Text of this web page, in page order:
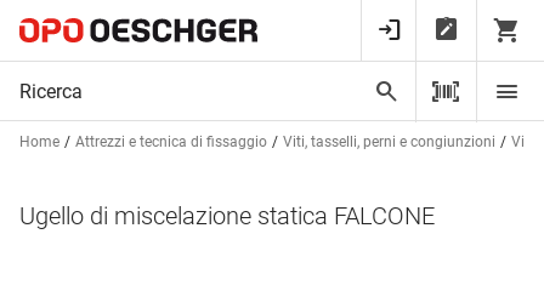
Home Attrezzi e tecnica di fissaggio Viti, tasselli, perni e congiunzioni Viti,
Ugello di miscelazione statica FALCONE